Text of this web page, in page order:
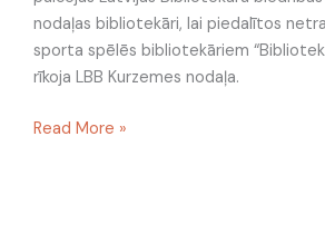
nodaļas bibliotekāri, lai piedalītos
sporta spēlēs bibliotekāriem
rīkoja LBB Kurzemes nodaļa.
Vārmē
Read More »